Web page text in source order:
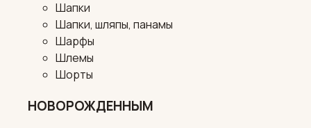
Шапки
Шапки, шляпы, панамы
Шарфы
Шлемы
Шорты
НОВОРОЖДЕННЫМ